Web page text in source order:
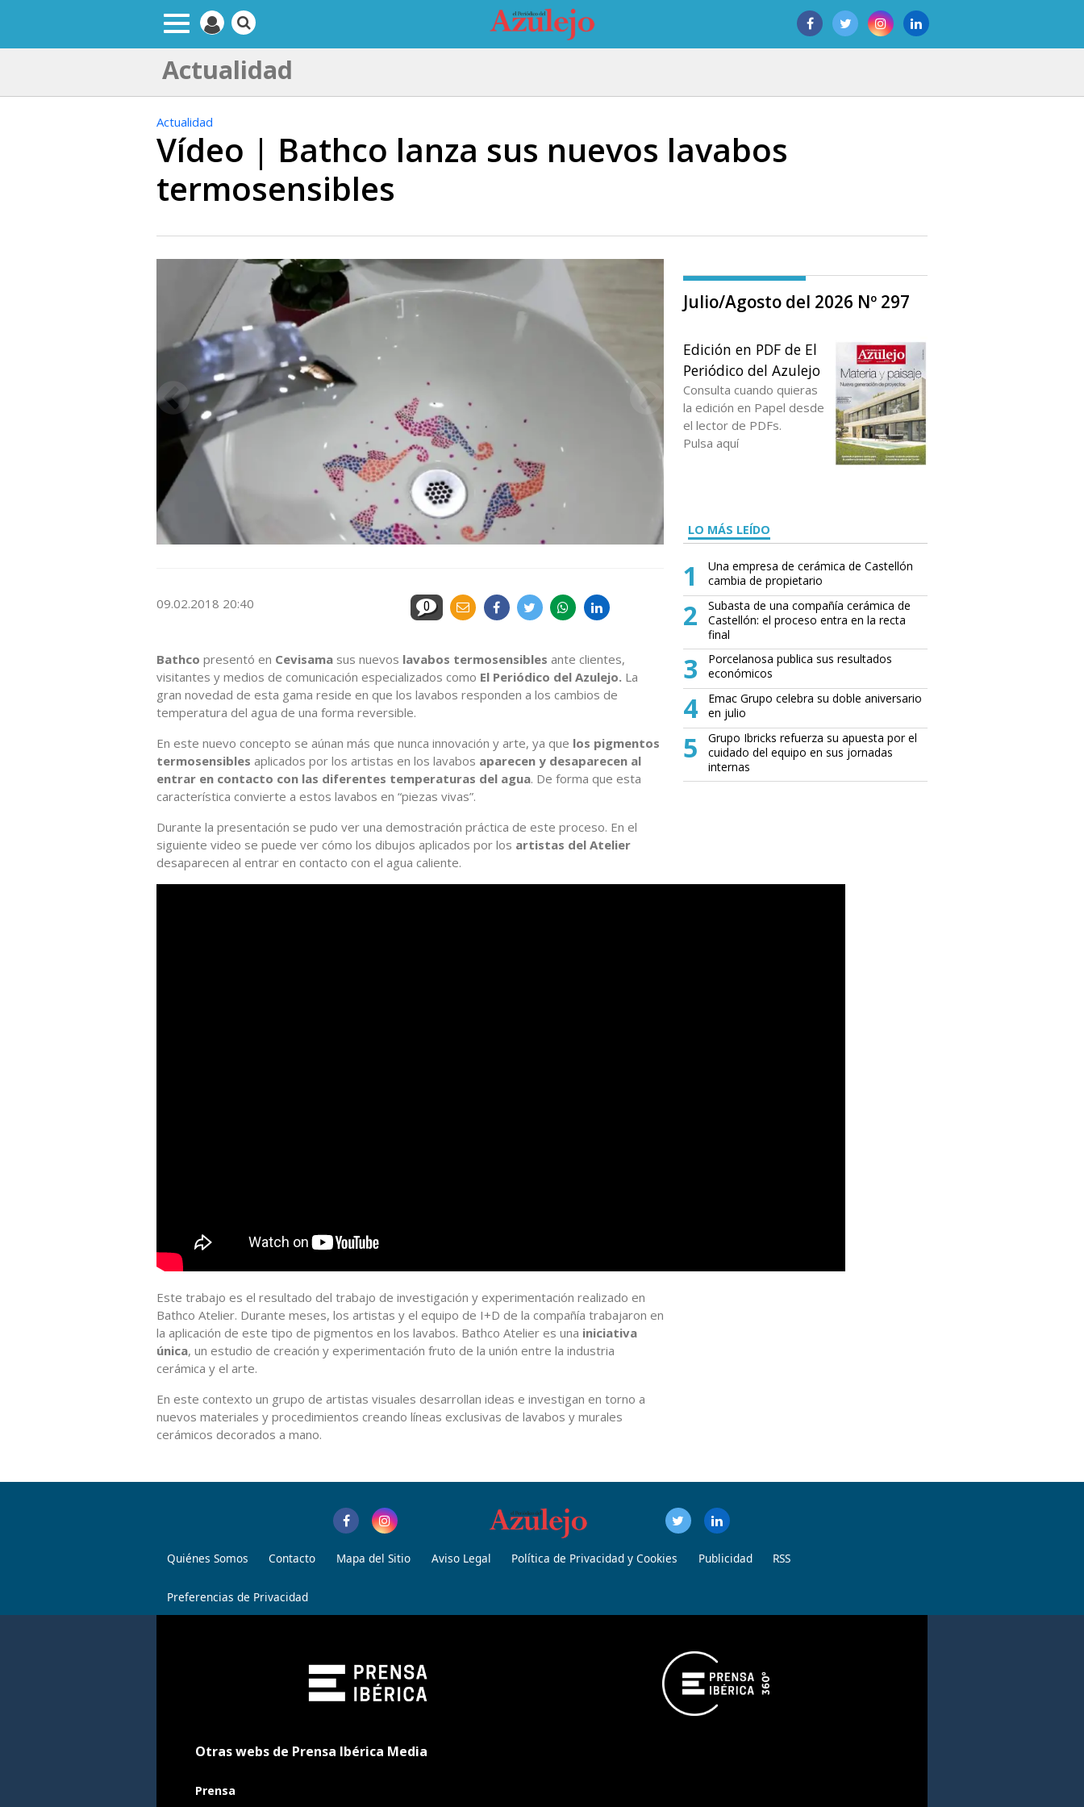
Actualidad
Actualidad
Vídeo | Bathco lanza sus nuevos lavabos
termosensibles
09.02.2018 20:40 0
Bathco presentó en Cevisama sus nuevos lavabos termosensibles ante clientes,
visitantes y medios de comunicación especializados como El Periódico del Azulejo. La
gran novedad de esta gama reside en que los lavabos responden a los cambios de
temperatura del agua de una forma reversible.
En este nuevo concepto se aúnan más que nunca innovación y arte, ya que los pigmentos
termosensibles aplicados por los artistas en los lavabos aparecen y desaparecen al
entrar en contacto con las diferentes temperaturas del agua. De forma que esta
característica convierte a estos lavabos en “piezas vivas”.
Durante la presentación se pudo ver una demostración práctica de este proceso. En el
siguiente video se puede ver cómo los dibujos aplicados por los artistas del Atelier
desaparecen al entrar en contacto con el agua caliente.
Este trabajo es el resultado del trabajo de investigación y experimentación realizado en
Bathco Atelier. Durante meses, los artistas y el equipo de I+D de la compañía trabajaron en
la aplicación de este tipo de pigmentos en los lavabos. Bathco Atelier es una iniciativa
única, un estudio de creación y experimentación fruto de la unión entre la industria
cerámica y el arte.
En este contexto un grupo de artistas visuales desarrollan ideas e investigan en torno a
nuevos materiales y procedimientos creando líneas exclusivas de lavabos y murales
cerámicos decorados a mano.
Julio/Agosto del 2026 Nº 297
Edición en PDF de El
Periódico del Azulejo
Consulta cuando quieras
la edición en Papel desde
el lector de PDFs.
Pulsa aquí
LO MÁS LEÍDO
1
Una empresa de cerámica de Castellón
cambia de propietario
2
Subasta de una compañía cerámica de
Castellón: el proceso entra en la recta
final
3
Porcelanosa publica sus resultados
económicos
4
Emac Grupo celebra su doble aniversario
en julio
5
Grupo Ibricks refuerza su apuesta por el
cuidado del equipo en sus jornadas
internas
Quiénes Somos Contacto Mapa del Sitio Aviso Legal Política de Privacidad y Cookies Publicidad RSS
Preferencias de Privacidad
Otras webs de Prensa Ibérica Media
Prensa